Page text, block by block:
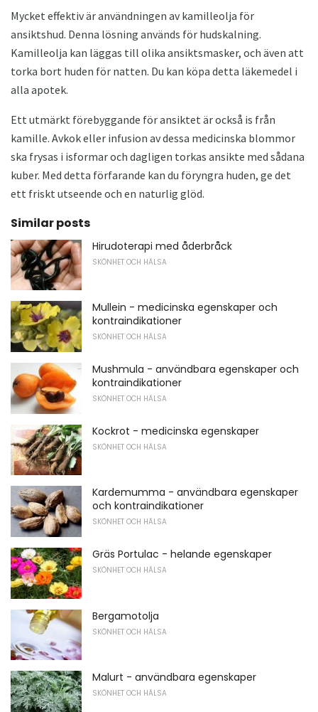
Mycket effektiv är användningen av kamilleolja för
ansiktshud. Denna lösning används för hudskalning.
Kamilleolja kan läggas till olika ansiktsmasker, och även att
torka bort huden för natten. Du kan köpa detta läkemedel i
alla apotek.
Ett utmärkt förebyggande för ansiktet är också is från
kamille. Avkok eller infusion av dessa medicinska blommor
ska frysas i isformar och dagligen torkas ansikte med sådana
kuber. Med detta förfarande kan du föryngra huden, ge det
ett friskt utseende och en naturlig glöd.
Similar posts
Hirudoterapi med åderbråck
SKÖNHET OCH HÄLSA
Mullein - medicinska egenskaper och
kontraindikationer
SKÖNHET OCH HÄLSA
Mushmula - användbara egenskaper och
kontraindikationer
SKÖNHET OCH HÄLSA
Kockrot - medicinska egenskaper
SKÖNHET OCH HÄLSA
Kardemumma - användbara egenskaper
och kontraindikationer
SKÖNHET OCH HÄLSA
Gräs Portulac - helande egenskaper
SKÖNHET OCH HÄLSA
Bergamotolja
SKÖNHET OCH HÄLSA
Malurt - användbara egenskaper
SKÖNHET OCH HÄLSA